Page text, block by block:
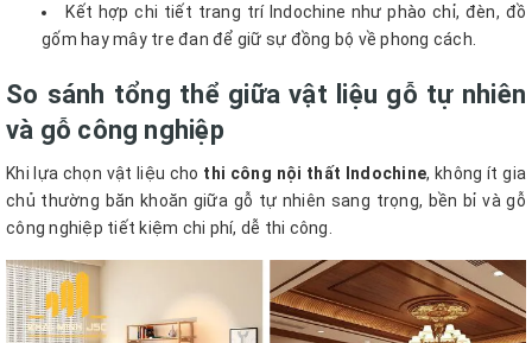
Kết hợp chi tiết trang trí Indochine như phào chỉ, đèn, đồ
gốm hay mây tre đan để giữ sự đồng bộ về phong cách.
So sánh tổng thể giữa vật liệu gỗ tự nhiên
và gỗ công nghiệp
Khi lựa chọn vật liệu cho thi công nội thất Indochine, không ít gia
chủ thường băn khoăn giữa gỗ tự nhiên sang trọng, bền bỉ và gỗ
công nghiệp tiết kiệm chi phí, dễ thi công.